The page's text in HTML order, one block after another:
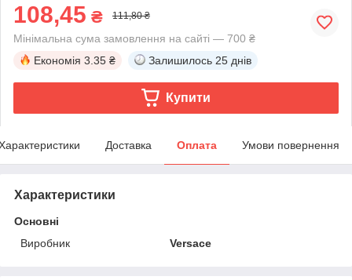
108,45 ₴ 111,80 ₴
Мінімальна сума замовлення на сайті — 700 ₴
Економія 3.35 ₴ Залишилось 25 днів
Купити
Доставка Оплата Умови повернення
Характеристики
Основні
Виробник
Versace